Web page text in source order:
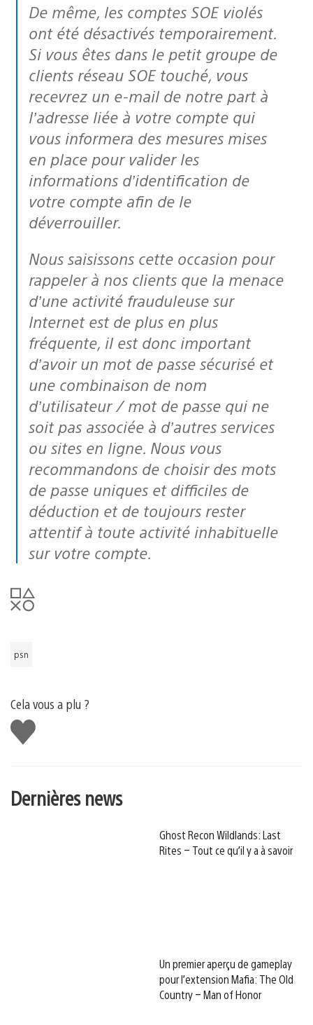
De même, les comptes SOE violés
ont été désactivés temporairement.
Si vous êtes dans le petit groupe de
clients réseau SOE touché, vous
recevrez un e-mail de notre part à
l’adresse liée à votre compte qui
vous informera des mesures mises
en place pour valider les
informations d’identification de
votre compte afin de le
déverrouiller.
Nous saisissons cette occasion pour
rappeler à nos clients que la menace
d’une activité frauduleuse sur
Internet est de plus en plus
fréquente, il est donc important
d’avoir un mot de passe sécurisé et
une combinaison de nom
d’utilisateur / mot de passe qui ne
soit pas associée à d’autres services
ou sites en ligne. Nous vous
recommandons de choisir des mots
de passe uniques et difficiles de
déduction et de toujours rester
attentif à toute activité inhabituelle
sur votre compte.
psn
Cela vous a plu ?
J'aime
Dernières news
Ghost Recon Wildlands: Last
Rites – Tout ce qu’il y a à savoir
Un premier aperçu de gameplay
pour l’extension Mafia: The Old
Country – Man of Honor